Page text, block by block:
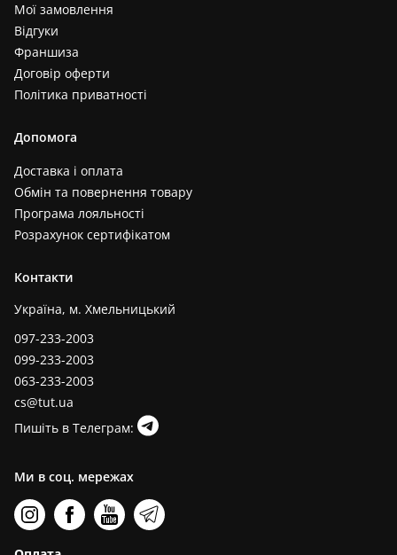
Мої замовлення
Відгуки
Франшиза
Договір оферти
Політика приватності
Допомога
Доставка і оплата
Обмін та повернення товару
Програма лояльності
Розрахунок сертифікатом
Контакти
Україна, м. Хмельницький
097-233-2003
099-233-2003
063-233-2003
cs@tut.ua
Пишіть в Телеграм:
Ми в соц. мережах